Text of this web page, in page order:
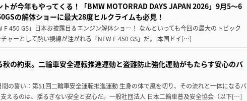
トが今年もやってくる！「BMW MOTORRAD DAYS JAPAN 2026」9月5〜6
の解体ショーに最大28度ヒルクライムも必見！
F 450 GS」日本お披露目＆エンジン解体ショー！ なんといっても今回の最大のトピック
ャーとして熱い視線が注がれる「NEW F 450 GS」だ。 本国ドイ[…]
秋の約束。二輪車安全運転推進運動と盗難防止強化運動がもたらす安心のバ
の誓い：第51回二輪車安全運転推進運動 生身の体で風を切り、その流れと一体になるバ
えるのは、揺るぎない安全と安心だ。一般社団法人 日本二輪車普及安全協会（以下[…]